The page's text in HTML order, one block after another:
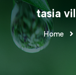
tasia
Home